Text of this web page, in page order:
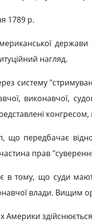
1789 р.
нагляд.
систему
виконавчої,
що передбачає
прав
в тому, що суди
влади. Вищим